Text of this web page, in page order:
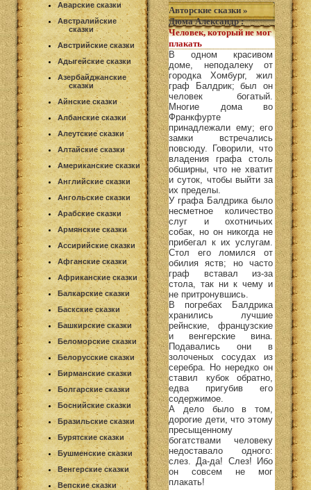
Аварские сказки
Австралийские
сказки
Австрийские сказки
Адыгейские сказки
Азербайджанские
сказки
Айнские сказки
Албанские сказки
Алеутские сказки
Алтайские сказки
Американские сказки
Английские сказки
Ангольские сказки
Арабские сказки
Армянские сказки
Ассирийские сказки
Афганские сказки
Африканские сказки
Балкарские сказки
Баскские сказки
Башкирские сказки
Беломорские сказки
Белорусские сказки
Бирманские сказки
Болгарские сказки
Боснийские сказки
Бразильские сказки
Бурятские сказки
Бушменские сказки
Венгерские сказки
Вепские сказки
Авторские сказки »
Дюма Александр:
Человек, который не мог
плакать
В одном красивом
доме, неподалеку от
городка Хомбург, жил
граф Балдрик; был он
человек богатый.
Многие дома во
Франкфурте
принадлежали ему; его
замки встречались
повсюду. Говорили, что
владения графа столь
обширны, что не хватит
и суток, чтобы выйти за
их пределы.
У графа Балдрика было
несметное количество
слуг и охотничьих
собак, но он никогда не
прибегал к их услугам.
Стол его ломился от
обилия яств; но часто
граф вставал из-за
стола, так ни к чему и
не притронувшись.
В погребах Балдрика
хранились лучшие
рейнские, французские
и венгерские вина.
Подавались они в
золоченых сосудах из
серебра. Но нередко он
ставил кубок обратно,
едва пригубив его
содержимое.
А дело было в том,
дорогие дети, что этому
пресыщенному
богатствами человеку
недоставало одного:
слез. Да-да! Слез! Ибо
он совсем не мог
плакать!